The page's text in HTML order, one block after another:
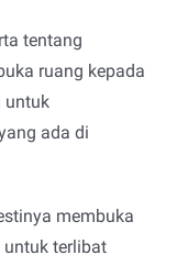
tentang
ruang kepada
untuk
ada di
membuka
terlibat